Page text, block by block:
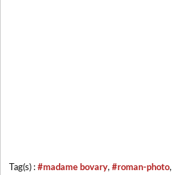
Tag(s) : #madame bovary, #roman-photo,